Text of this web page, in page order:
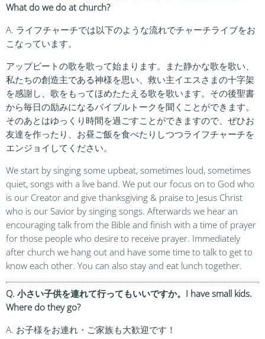
What do we do at church?
A. ライフチャーチでは以下のような流れでチャーチライブをお
こなっています。
アップビートの歌を歌って始まります。また静かな歌を歌い、
私たちの創造主である神様を思い、救い主イエスさまの十字架
を感謝し、歌をもってほめたたえる歌を歌います。その後聖書
から毎日の励みになるバイブルトークを聞くことができます。
そのあとはゆっくり時間を過ごすことができますので、ぜひお
友達を作ったり、お昼ご飯を食べたりしつつライフチャーチを
エンジョイしてください。
We start by singing some upbeat, sometimes loud, sometimes
quiet, songs with a live band. We put our focus on to God who
is our Creator and give thanksgiving & praise to Jesus Christ
who is our Savior by singing songs. Afterwards we hear an
encouraging talk from the Bible and finish with a time of prayer
for those people who desire to receive prayer. Immediately
after church we hang out and have some time to talk to get to
know each other. You can also stay and eat lunch together.
Q. 小さい子供を連れて行ってもいいですか。I have small kids.
Where do they go?
A. お子様をお連れ・ご家族も大歓迎です！